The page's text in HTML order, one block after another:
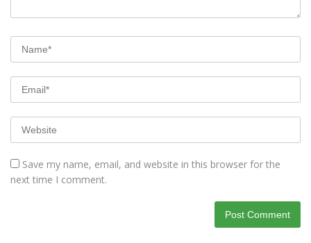
Save my name, email, and website in this browser for the
next time I comment.